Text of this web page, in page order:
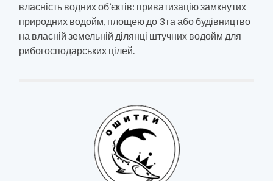
власність водних об’єктів: приватизацію замкнутих
природних водойм, площею до 3 га або будівництво
на власній земельній ділянці штучних водойм для
рибогосподарських цілей.